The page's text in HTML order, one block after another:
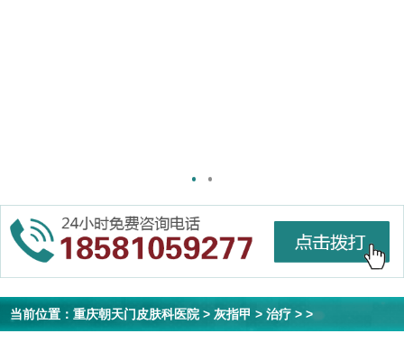
当前位置：重庆朝天门皮肤科医院> 灰指甲 >治疗 > >